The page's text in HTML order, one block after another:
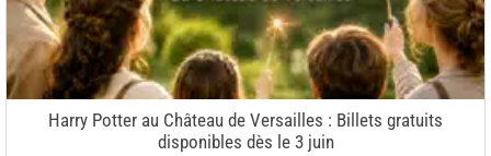
Harry Potter au Château de Versailles : Billets gratuits
disponibles dès le 3 juin